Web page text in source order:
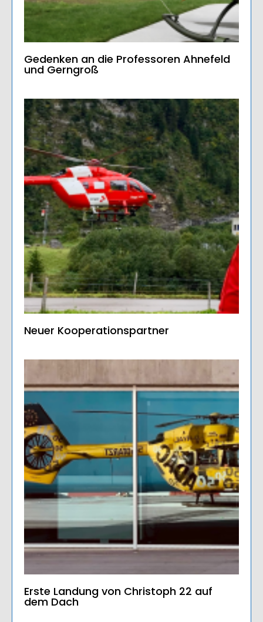
Gedenken an die Professoren Ahnefeld
und Gerngroß
Neuer Kooperationspartner
Erste Landung von Christoph 22 auf
dem Dach